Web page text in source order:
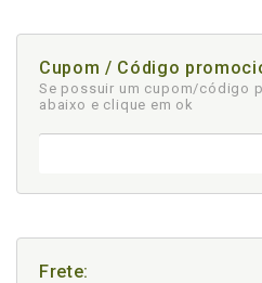
Cupom / Código
Se possuir um cupom/código
abaixo e clique em ok
Frete: